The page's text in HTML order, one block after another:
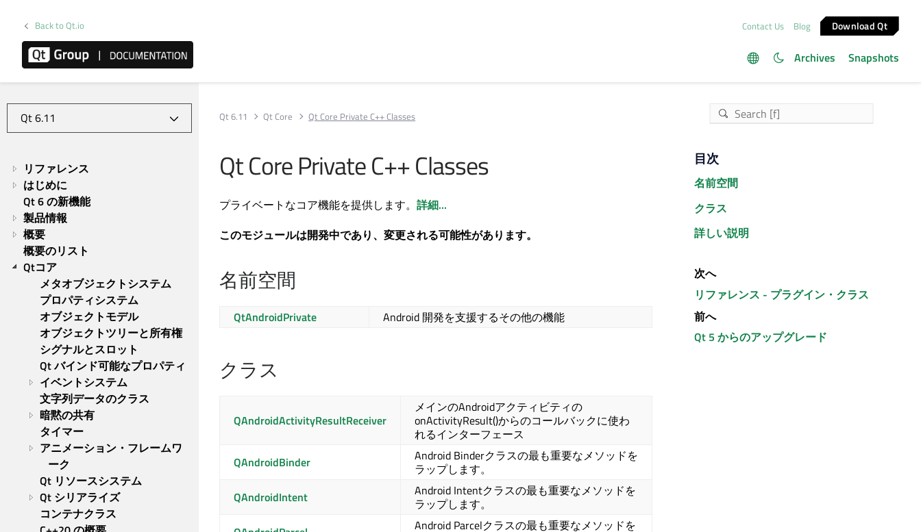
Back to Qt.io Contact Us Blog Download Qt
Archives Snapshots
リファレンス
はじめに
Qt 6 の新機能
製品情報
概要
概要のリスト
Qtコア
メタオブジェクトシステム
プロパティシステム
オブジェクトモデル
オブジェクトツリーと所有権
シグナルとスロット
Qt バインド可能なプロパティ
イベントシステム
文字列データのクラス
暗黙の共有
タイマー
アニメーション・フレームワ
ーク
Qt リソースシステム
Qt シリアライズ
コンテナクラス
Qt 6.11 Qt Core Qt Core Private C++ Classes
Qt Core Private C++ Classes
プライベートなコア機能を提供します。 詳細...
このモジュールは開発中であり、変更される可能性があります。
名前空間
QtAndroidPrivate Android 開発を支援するその他の機能
クラス
QAndroidActivityResultReceiver
メインのAndroidアクティビティの
onActivityResult()からのコールバックに使わ
れるインターフェース
QAndroidBinder
Android Binderクラスの最も重要なメソッドを
ラップします。
QAndroidIntent
Android Intentクラスの最も重要なメソッドを
ラップします。
Android Parcelクラスの最も重要なメソッドを
目次
名前空間
クラス
詳しい説明
次へ
リファレンス - プラグイン・クラス
前へ
Qt 5 からのアップグレード